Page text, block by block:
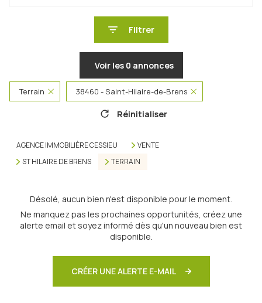
Filtrer
Voir les 0 annonces
Terrain 38460 - Saint-Hilaire-de-Brens
Réinitialiser
AGENCE IMMOBILIÈRE CESSIEU
VENTE
ST HILAIRE DE BRENS
TERRAIN
Désolé, aucun bien n'est disponible pour le moment.
Ne manquez pas les prochaines opportunités, créez une
alerte email et soyez informé dès qu'un nouveau bien est
disponible.
CRÉER UNE ALERTE E-MAIL